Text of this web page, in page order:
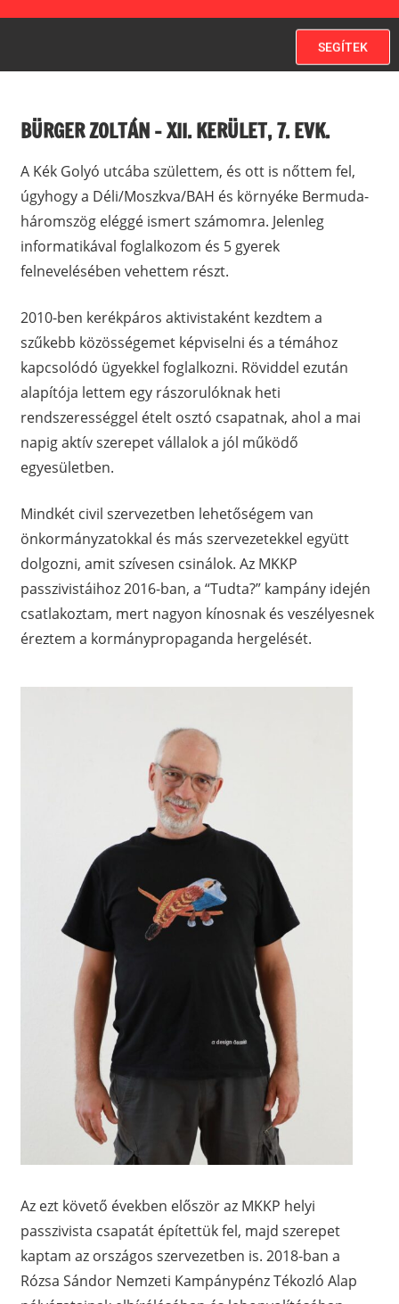
SEGÍTEK
BÜRGER ZOLTÁN – XII. KERÜLET, 7. EVK.
A Kék Golyó utcába születtem, és ott is nőttem fel,
úgyhogy a Déli/Moszkva/BAH és környéke Bermuda-
háromszög eléggé ismert számomra. Jelenleg
informatikával foglalkozom és 5 gyerek
felnevelésében vehettem részt.
2010-ben kerékpáros aktivistaként kezdtem a
szűkebb közösségemet képviselni és a témához
kapcsolódó ügyekkel foglalkozni. Röviddel ezután
alapítója lettem egy rászorulóknak heti
rendszerességgel ételt osztó csapatnak, ahol a mai
napig aktív szerepet vállalok a jól működő
egyesületben.
Mindkét civil szervezetben lehetőségem van
önkormányzatokkal és más szervezetekkel együtt
dolgozni, amit szívesen csinálok. Az MKKP
passzivistáihoz 2016-ban, a “Tudta?” kampány idején
csatlakoztam, mert nagyon kínosnak és veszélyesnek
éreztem a kormánypropaganda hergelését.
Az ezt követő években először az MKKP helyi
passzivista csapatát építettük fel, majd szerepet
kaptam az országos szervezetben is. 2018-ban a
Rózsa Sándor Nemzeti Kampánypénz Tékozló Alap